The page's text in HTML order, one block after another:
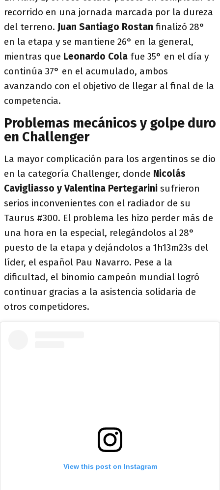
recorrido en una jornada marcada por la dureza
del terreno. Juan Santiago Rostan finalizó 28°
en la etapa y se mantiene 26° en la general,
mientras que Leonardo Cola fue 35° en el día y
continúa 37° en el acumulado, ambos
avanzando con el objetivo de llegar al final de la
competencia.
Problemas mecánicos y golpe duro
en Challenger
La mayor complicación para los argentinos se dio
en la categoría Challenger, donde Nicolás
Cavigliasso y Valentina Pertegarini sufrieron
serios inconvenientes con el radiador de su
Taurus #300. El problema les hizo perder más de
una hora en la especial, relegándolos al 28°
puesto de la etapa y dejándolos a 1h13m23s del
líder, el español Pau Navarro. Pese a la
dificultad, el binomio campeón mundial logró
continuar gracias a la asistencia solidaria de
otros competidores.
View this post on Instagram